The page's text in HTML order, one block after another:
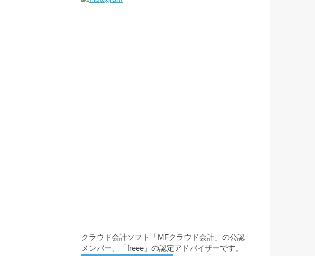
クラウド会計ソフト「MFクラウド会計」の公認
メンバー、「freee」の認定アドバイザーです。